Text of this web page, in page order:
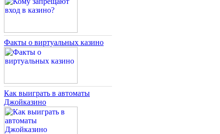
Факты о виртуальных казино
Как выиграть в автоматы
Джойказино